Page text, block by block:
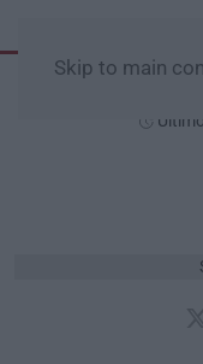
Skip to main